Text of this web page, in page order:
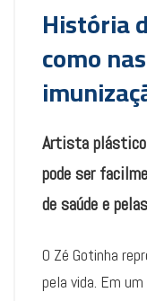
História
como
Artista plástico
pode ser
de saúde e
O Zé Gotinha
pela vida. Em